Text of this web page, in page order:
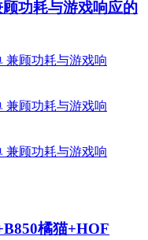
功耗与游戏响应的
橘猫+HOF